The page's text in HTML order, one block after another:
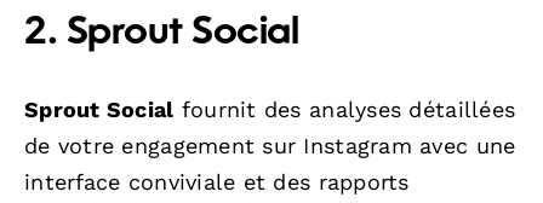
2. Sprout Social
Sprout Social fournit des analyses détaillées
de votre engagement sur Instagram avec une
interface conviviale et des rapports